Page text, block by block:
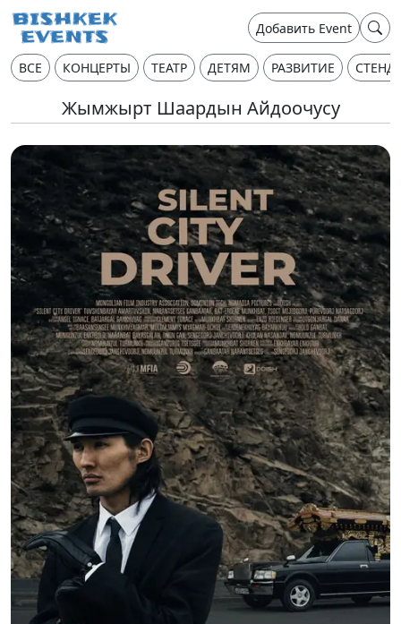
Добавить Event
ВСЕ КОНЦЕРТЫ ТЕАТР ДЕТЯМ РАЗВИТИЕ
Жымжырт Шаардын Айдоочусу